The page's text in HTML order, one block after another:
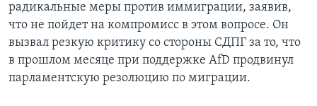
радикальные меры против иммиграции, заявив,
что не пойдет на компромисс в этом вопросе. Он
вызвал резкую критику со стороны СДПГ за то, что
в прошлом месяце при поддержке AfD продвинул
парламентскую резолюцию по миграции.